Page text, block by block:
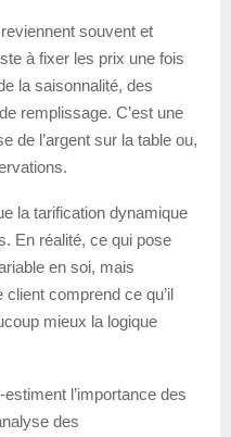
souvent et
à fixer les prix une fois
la saisonnalité, des
remplissage. C’est une
de l’argent sur la table ou,
la tarification dynamique
En réalité, ce qui pose
en soi, mais
client comprend ce qu’il
mieux la logique
l’importance des
des